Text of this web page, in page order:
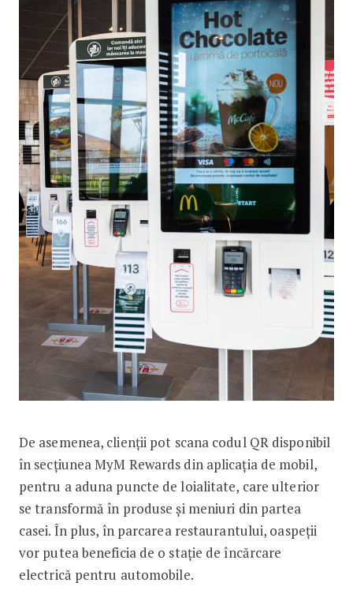
De asemenea, clienții pot scana codul QR disponibil
în secțiunea MyM Rewards din aplicația de mobil,
pentru a aduna puncte de loialitate, care ulterior
se transformă în produse și meniuri din partea
casei. În plus, în parcarea restaurantului, oaspeții
vor putea beneficia de o stație de încărcare
electrică pentru automobile.